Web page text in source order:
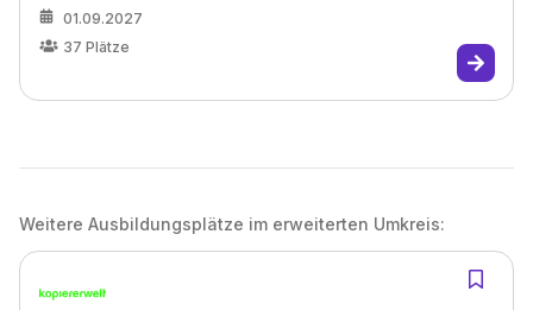
01.09.2027
37 Plätze
Weitere Ausbildungsplätze im erweiterten Umkreis: